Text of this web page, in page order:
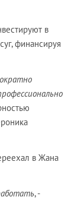
в
финансируя
в Жана
, -